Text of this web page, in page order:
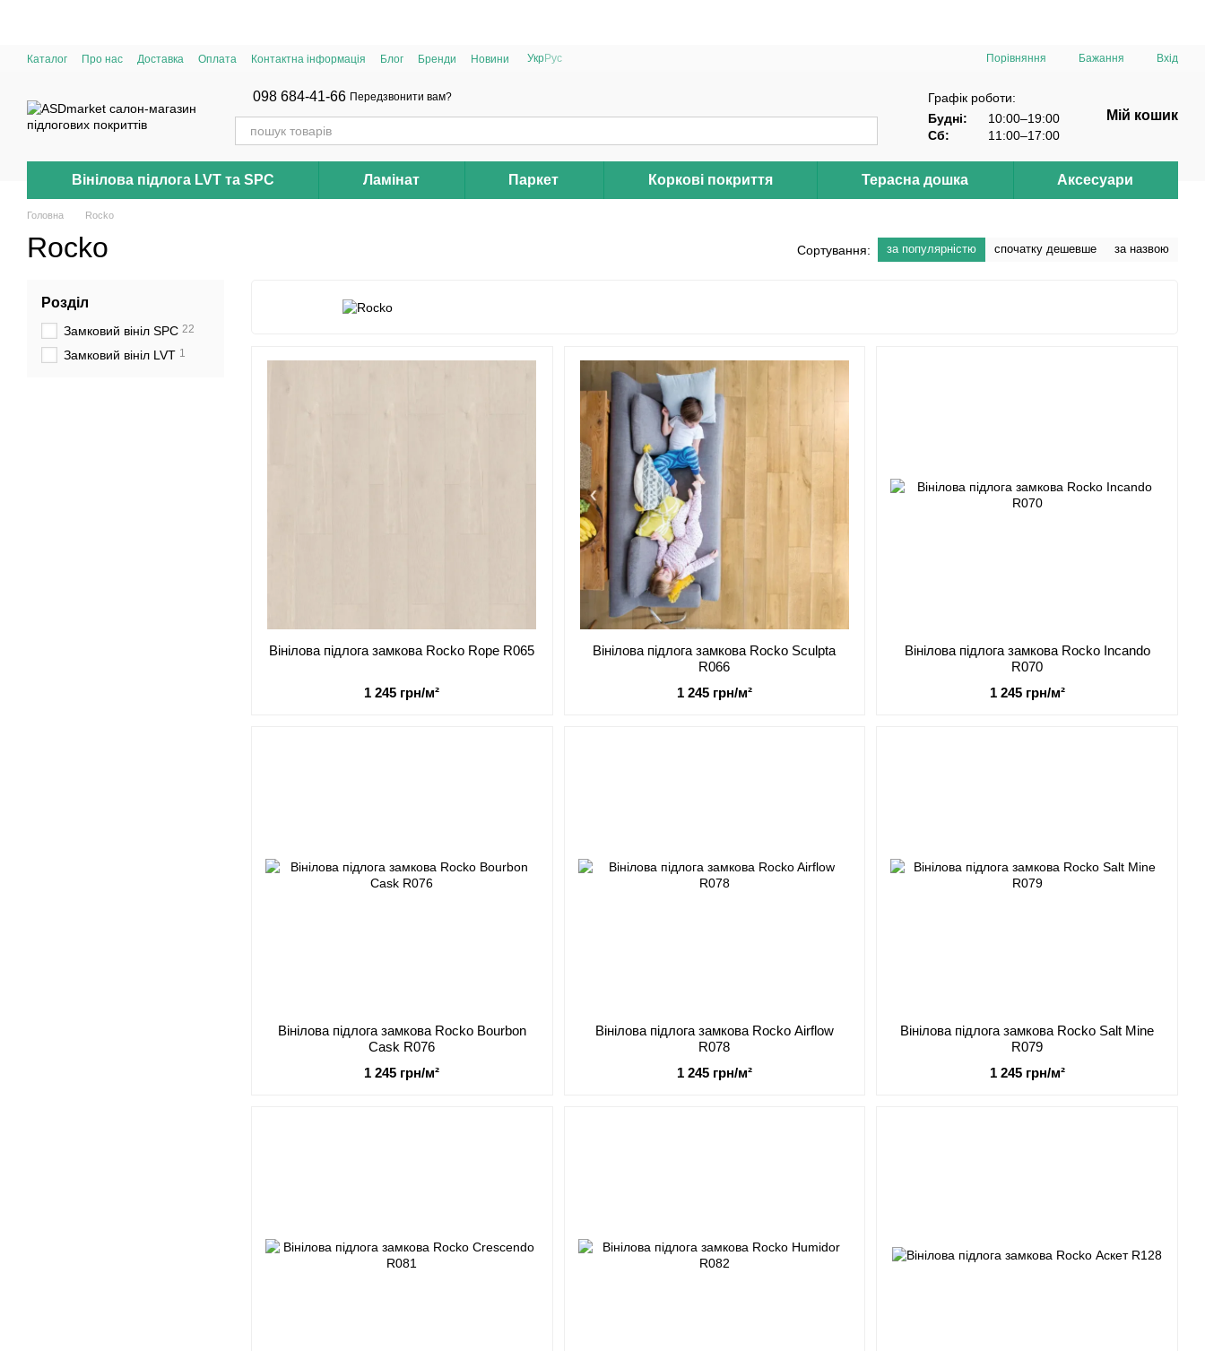
Каталог Про нас Доставка Оплата Контактна інформація Блог Бренди Новини УкрРус Порівняння Бажання Вхід
098 684-41-66 Передзвонити вам?
Графік роботи:
Будні:
10:00–19:00
Сб:
11:00–17:00
Мій кошик
Вінілова підлога LVT та SPC Ламінат Паркет Коркові покриття Терасна дошка Аксесуари
Головна Rocko
Rocko Сортування: за популярністю спочатку дешевше за назвою
Вінілова підлога замкова Rocko Rope R065
1 245 грн/м²
Вінілова підлога замкова Rocko Sculpta
R066
1 245 грн/м²
Вінілова підлога замкова Rocko Incando
R070
1 245 грн/м²
Вінілова підлога замкова Rocko Bourbon
Cask R076
1 245 грн/м²
Вінілова підлога замкова Rocko Airflow
R078
1 245 грн/м²
Вінілова підлога замкова Rocko Salt Mine
R079
1 245 грн/м²
Розділ
Замковий вініл SPC 22
Замковий вініл LVT 1